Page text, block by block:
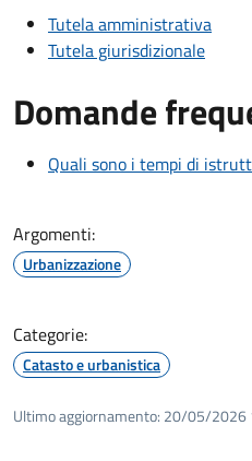
Tutela amministrativa
Tutela giurisdizionale
Domande
Quali sono i tempi di
Argomenti:
Urbanizzazione
Categorie:
Catasto e urbanistica
Ultimo aggiornamento: 20/05/2026